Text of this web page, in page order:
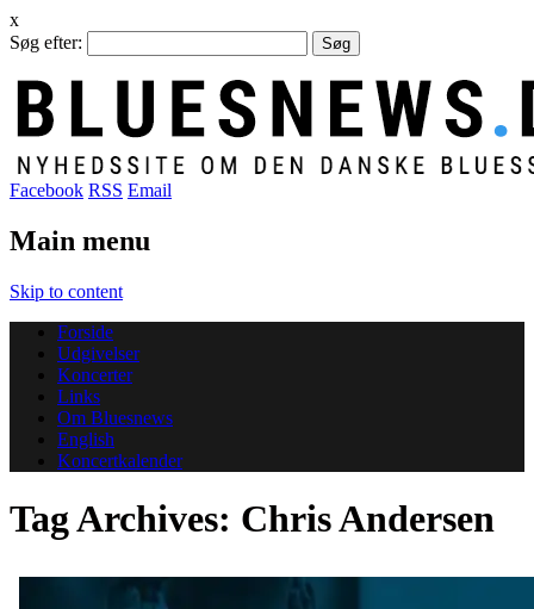
x
Søg efter:
Facebook RSS Email
Main menu
Skip to content
Forside
Udgivelser
Koncerter
Links
Om Bluesnews
English
Koncertkalender
Tag Archives: Chris Andersen